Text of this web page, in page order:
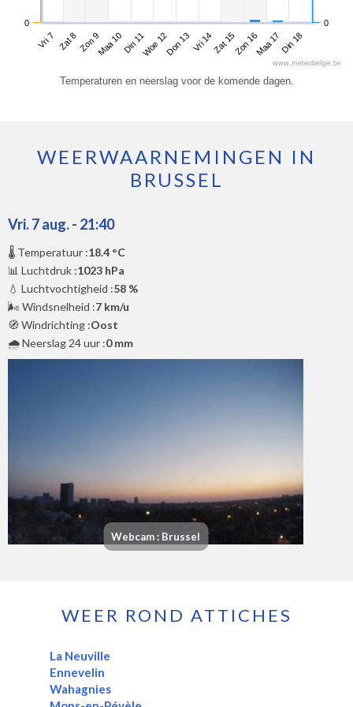
Vri 7 Zat 8Zon 9Maa 10Din 11Woe 12Don 13Vri 14Zat 15Zon 16Maa 17Din 18
0 0
www.meteobelgie.be
Temperaturen en neerslag voor de komende dagen.
WEERWAARNEMINGEN IN
BRUSSEL
Vri. 7 aug. - 21:40
🌡️ Temperatuur :18.4 °C
📊 Luchtdruk :1023 hPa
💧 Luchtvochtigheid :58 %
🌬️ Windsnelheid :7 km/u
🧭 Windrichting :Oost
🌧️ Neerslag 24 uur :0 mm
Webcam : Brussel
WEER ROND ATTICHES
La Neuville
Ennevelin
Wahagnies